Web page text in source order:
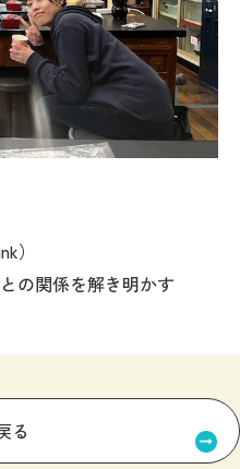
）
の関係を解き明かす
る